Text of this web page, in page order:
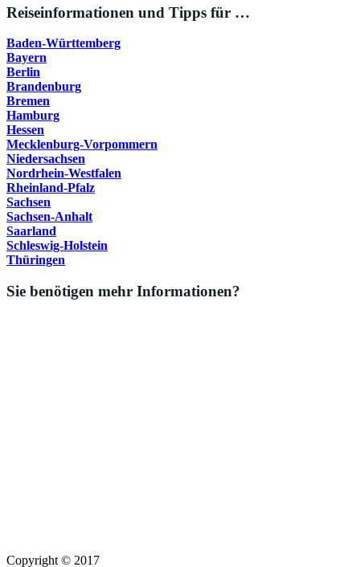
Reiseinformationen und Tipps für …
Baden-Württemberg
Bayern
Berlin
Brandenburg
Bremen
Hamburg
Hessen
Mecklenburg-Vorpommern
Niedersachsen
Nordrhein-Westfalen
Rheinland-Pfalz
Sachsen
Sachsen-Anhalt
Saarland
Schleswig-Holstein
Thüringen
Sie benötigen mehr Informationen?
Copyright © 2017